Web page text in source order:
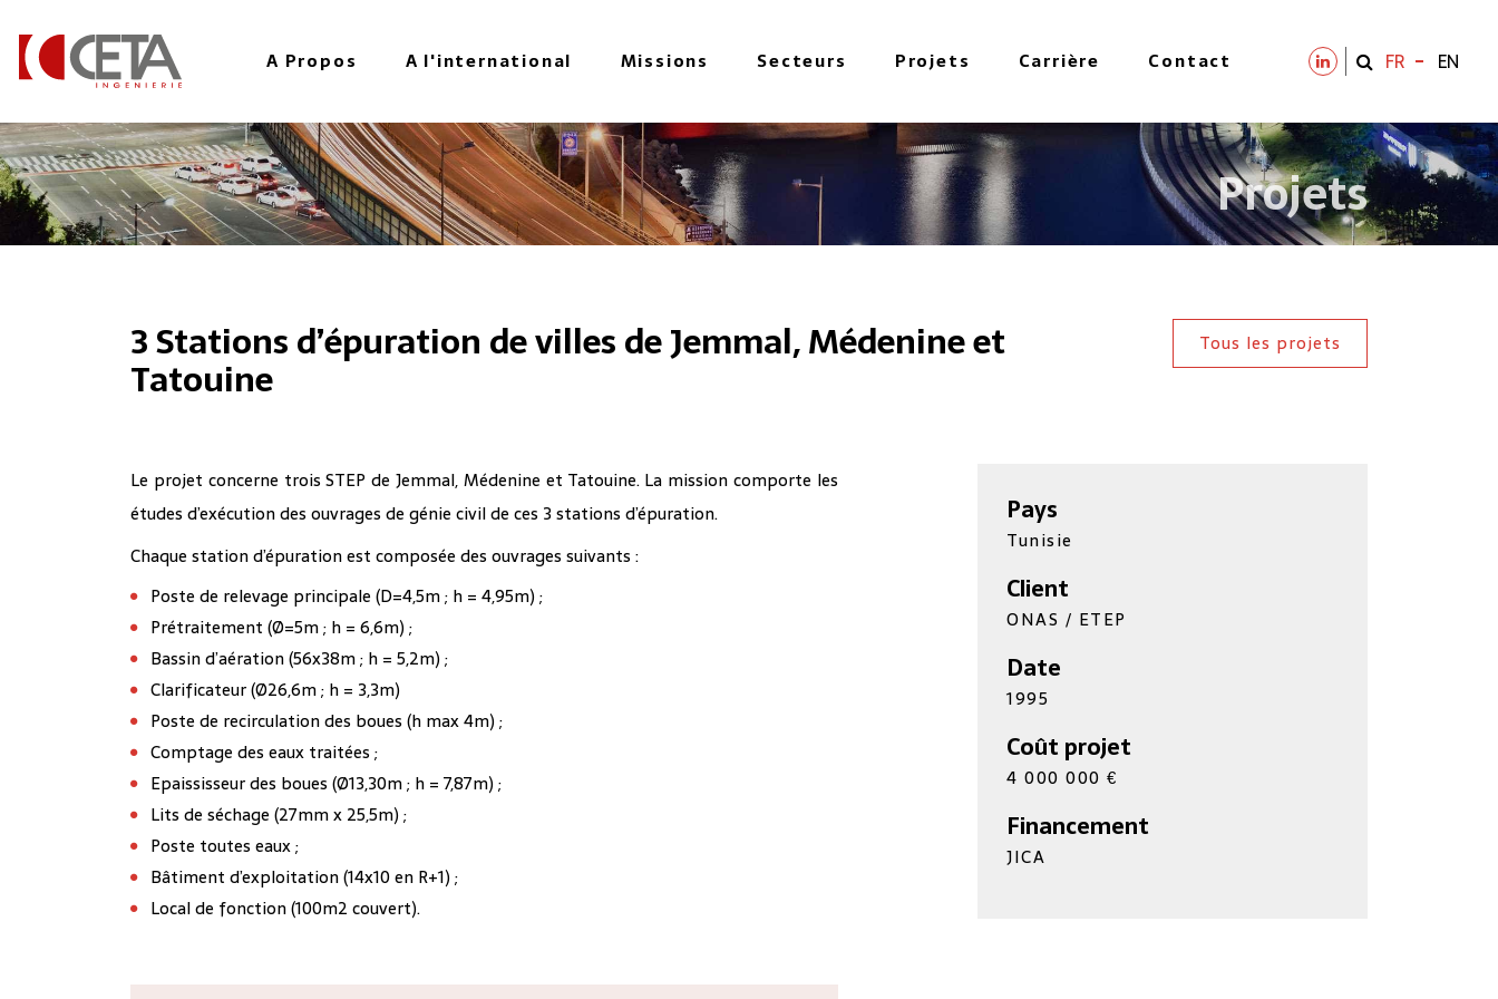
contenu
principal
A Propos A l'international Missions Secteurs Projets Carrière Contact FR EN
Projets
3 Stations d’épuration de villes de Jemmal, Médenine et
Tatouine
Tous les projets
Le projet concerne trois STEP de Jemmal, Médenine et Tatouine. La mission comporte les
études d’exécution des ouvrages de génie civil de ces 3 stations d’épuration.
Chaque station d’épuration est composée des ouvrages suivants :
Poste de relevage principale (D=4,5m ; h = 4,95m) ;
Prétraitement (Ø=5m ; h = 6,6m) ;
Bassin d’aération (56x38m ; h = 5,2m) ;
Clarificateur (Ø26,6m ; h = 3,3m)
Poste de recirculation des boues (h max 4m) ;
Comptage des eaux traitées ;
Epaississeur des boues (Ø13,30m ; h = 7,87m) ;
Lits de séchage (27mm x 25,5m) ;
Poste toutes eaux ;
Bâtiment d’exploitation (14x10 en R+1) ;
Local de fonction (100m2 couvert).
Pays
Tunisie
Client
ONAS / ETEP
Date
1995
Coût projet
4 000 000 €
Financement
JICA